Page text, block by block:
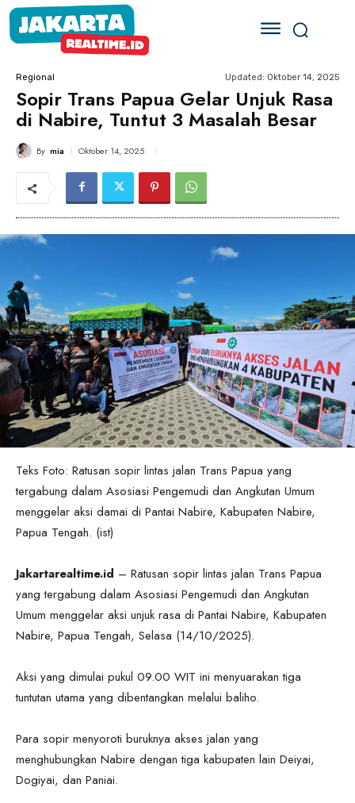
Regional Updated: Oktober 14, 2025
Sopir Trans Papua Gelar Unjuk Rasa
di Nabire, Tuntut 3 Masalah Besar
By mia Oktober 14, 2025
Teks Foto: Ratusan sopir lintas jalan Trans Papua yang
tergabung dalam Asosiasi Pengemudi dan Angkutan Umum
menggelar aksi damai di Pantai Nabire, Kabupaten Nabire,
Papua Tengah. (ist)
Jakartarealtime.id – Ratusan sopir lintas jalan Trans Papua
yang tergabung dalam Asosiasi Pengemudi dan Angkutan
Umum menggelar aksi unjuk rasa di Pantai Nabire, Kabupaten
Nabire, Papua Tengah, Selasa (14/10/2025).
Aksi yang dimulai pukul 09.00 WIT ini menyuarakan tiga
tuntutan utama yang dibentangkan melalui baliho.
Para sopir menyoroti buruknya akses jalan yang
menghubungkan Nabire dengan tiga kabupaten lain Deiyai,
Dogiyai, dan Paniai.